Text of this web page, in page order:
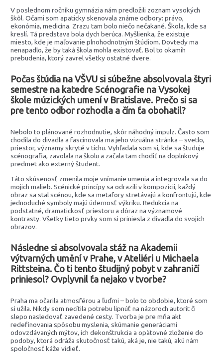
V poslednom ročníku gymnázia nám predložili zoznam vysokých
škôl. Očami som apaticky skenovala známe odbory: právo,
ekonómia, medicína. Zrazu tam bolo niečo nečakané. Škola, kde sa
kreslí. Tá predstava bola dych berúca. Myšlienka, že existuje
miesto, kde je maľovanie plnohodnotným štúdiom. Dovtedy ma
nenapadlo, že by taká škola mohla existovať. Bol to okamih
prebudenia, ktorý zavrel všetky ostatné dvere.
Počas štúdia na VŠVU si súbežne absolvovala štyri
semestre na katedre Scénografie na Vysokej
škole múzických umení v Bratislave. Prečo si sa
pre tento odbor rozhodla a čím ťa obohatil?
Nebolo to plánované rozhodnutie, skôr náhodný impulz. Často som
chodila do divadla a fascinovala ma jeho vizuálna stránka – svetlo,
priestor, významy skryté v tichu. Vyhľadala som si, kde sa študuje
scénografia, zavolala na školu a začala tam chodiť na doplnkový
predmet ako externý študent.
Táto skúsenosť zmenila moje vnímanie umenia a integrovala sa do
mojich malieb. Scénické princípy sa odrazili v kompozícii, každý
obraz sa stal scénou, kde sa metafory stretávajú a konfrontujú, kde
jednoduché symboly majú údernosť výkriku. Redukcia na
podstatné, dramatickosť priestoru a dôraz na významové
kontrasty. Všetky tieto prvky som si priniesla z divadla do svojich
obrazov.
Následne si absolvovala stáž na Akademii
výtvarných umění v Prahe, v Ateliéri u Michaela
Rittsteina. Čo ti tento študijný pobyt v zahraničí
priniesol? Ovplyvnil ťa nejako v tvorbe?
Praha ma očarila atmosférou a ľuďmi – bolo to obdobie, ktoré som
si užila. Nikdy som necítila potrebu lipnúť na názoroch autorít či
slepo nasledovať zavedené cesty. Tvorba je pre mňa akt
redefinovania spôsobu myslenia, skúmanie generáciami
odovzdávaných mýtov, ich dekonštrukcia a opätovné zloženie do
podoby, ktorá odráža skutočnosť takú, aká je, nie takú, akú nám
spoločnosť káže vidieť.